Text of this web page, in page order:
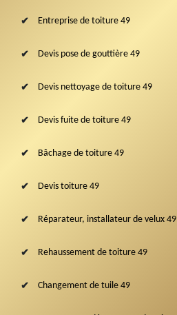
Entreprise de toiture 49
Devis pose de gouttière 49
Devis nettoyage de toiture 49
Devis fuite de toiture 49
Bâchage de toiture 49
Devis toiture 49
Réparateur, installateur de velux 49
Rehaussement de toiture 49
Changement de tuile 49